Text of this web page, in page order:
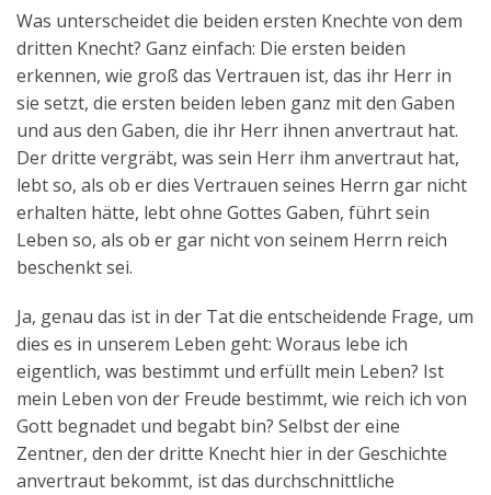
Was unterscheidet die beiden ersten Knechte von dem
dritten Knecht? Ganz einfach: Die ersten beiden
erkennen, wie groß das Vertrauen ist, das ihr Herr in
sie setzt, die ersten beiden leben ganz mit den Gaben
und aus den Gaben, die ihr Herr ihnen anvertraut hat.
Der dritte vergräbt, was sein Herr ihm anvertraut hat,
lebt so, als ob er dies Vertrauen seines Herrn gar nicht
erhalten hätte, lebt ohne Gottes Gaben, führt sein
Leben so, als ob er gar nicht von seinem Herrn reich
beschenkt sei.
Ja, genau das ist in der Tat die entscheidende Frage, um
dies es in unserem Leben geht: Woraus lebe ich
eigentlich, was bestimmt und erfüllt mein Leben? Ist
mein Leben von der Freude bestimmt, wie reich ich von
Gott begnadet und begabt bin? Selbst der eine
Zentner, den der dritte Knecht hier in der Geschichte
anvertraut bekommt, ist das durchschnittliche